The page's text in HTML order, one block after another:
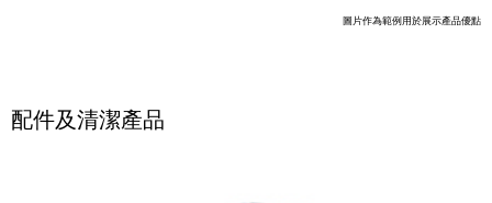
圖片作為範例用於展示產品優點
配件及清潔產品